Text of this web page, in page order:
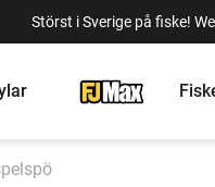
Störst i Sverige på fiske!